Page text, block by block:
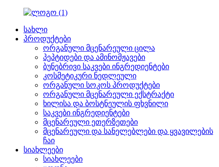
სახლი
პროდუქტები
ორგანული მცენარეული ცილა
პეპტიდები და ამინომჟავები
ბუნებრივი საკვები ინგრედიენტები
კოსმეტიკური ნედლეული
ორგანული სოკოს პროდუქტები
ორგანული მცენარეული ექსტრაქტი
ხილისა და ბოსტნეულის ფხვნილი
საკვები ინგრედიენტები
მცენარეული ეთერზეთები
მცენარეული და სანელებლები და ყვავილების
ჩაი
სიახლეები
სიახლეები